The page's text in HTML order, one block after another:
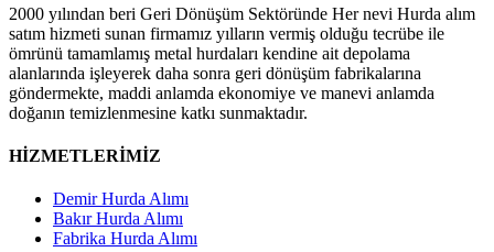
2000 yılından beri Geri Dönüşüm Sektöründe Her nevi Hurda alım
satım hizmeti sunan firmamız yılların vermiş olduğu tecrübe ile
ömrünü tamamlamış metal hurdaları kendine ait depolama
alanlarında işleyerek daha sonra geri dönüşüm fabrikalarına
göndermekte, maddi anlamda ekonomiye ve manevi anlamda
doğanın temizlenmesine katkı sunmaktadır.
HİZMETLERİMİZ
Demir Hurda Alımı
Bakır Hurda Alımı
Fabrika Hurda Alımı